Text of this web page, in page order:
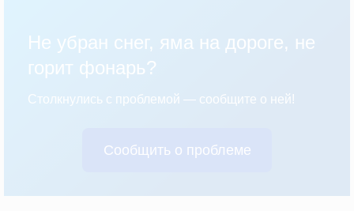
Не убран снег, яма на дороге, не
горит фонарь?
Столкнулись с проблемой — сообщите о ней!
Сообщить о проблеме